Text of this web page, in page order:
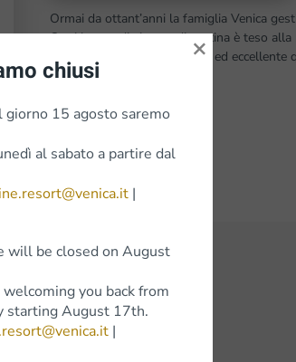
Ormai da ottant’anni la famiglia Venica
Ogni lavoro di vigna e di cantina è teso
dopo annata, vini di costante ed eccellente
all awards
chiusi
15 agosto saremo
al sabato a partire dal
|
will be closed on August
you back from
starting August 17th.
|
×